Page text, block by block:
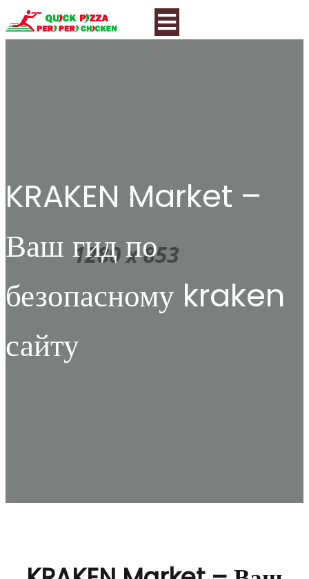
KRAKEN Market –
Ваш гид по
безопасному kraken
сайту